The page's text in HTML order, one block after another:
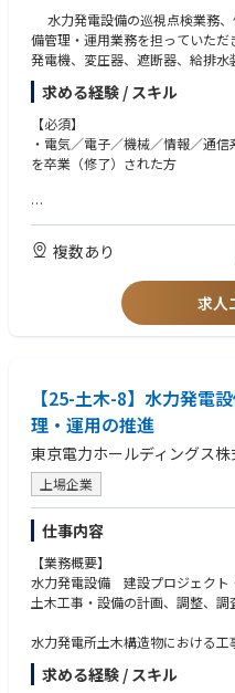
僚と気軽に相談し合いながら業
ニケーションが、風通しの良い職
営業部門のため、お客さま訪問
しながら在宅勤務を活用すること
にも理解があるため、ワークライ
イフスタイルに合わせた働き方を
■キャリアパス
短期（1〜3年）：契約締結業務
けるプロジェクトマネジメント対
の信頼関係を構築していただきま
中期（3〜5年）：関連する部門
の多様化を促進し、組織全体の
備管理・運用業務を担っていた
発電機、変圧器、遮断器、給排
断。修理・取替の設計については
の作成や工事費用の積算、工事監
質管理や工事進捗管理。設備管
作成。運用業務は作業・工事に
く機器操作などを担っていただき
※配属先については水力センター
詳細はコンサルタントへお尋ね
求める経験 / スキル
【必須】
・電気／電子／機械／情報／通
を卒業（修了）された方
【歓迎】
電力会社（子会社含む）で水力
重電メーカー等で制御装置や水力
複数あり
求人
【25-土木-8】水力発電
理・運用の推進
東京電力ホールディングス
上場企業
仕事内容
【業務概要】
水力発電設備 建設プロジェクト
土木工事・設備の計画、調整、
水力発電所土木構造物における
（構造設計、工事設計含む）、積
広い業務内容についてインハウス
求める経験 / スキル